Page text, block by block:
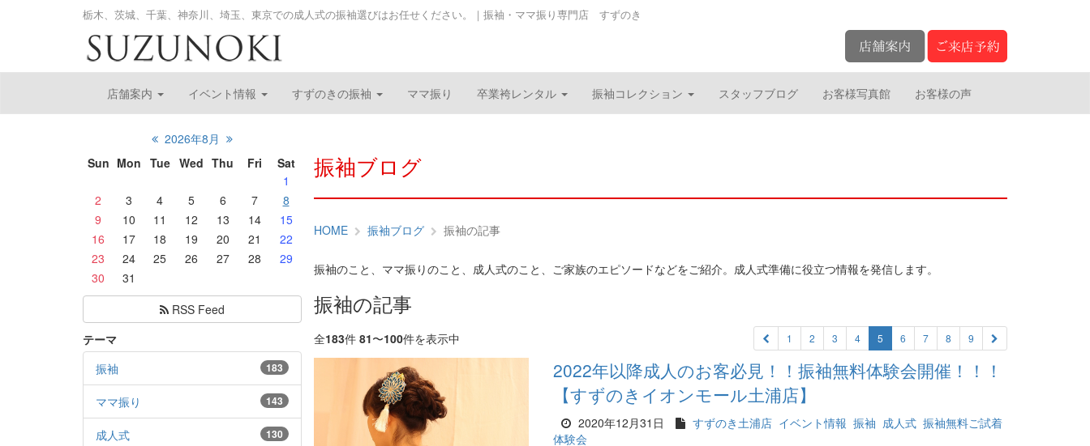
栃木、茨城、千葉、神奈川、埼玉、東京での成人式の振袖選びはお任せください。｜振袖・ママ振り専門店 すずのき
店舗案内 イベント情報 すずのきの振袖 ママ振り 卒業袴レンタル 振袖コレクション スタッフブログ お客様写真館 お客様の声
2026年8月
Sun Mon Tue Wed Thu Fri
Sat
1
2
3 4 5 6 7
8
9
10 11 12 13 14
15
16
17 18 19 20 21
22
23
24 25 26 27 28
29
30
31
RSS Feed
テーマ
183
振袖
143
ママ振り
130
成人式
振袖ブログ
HOME 振袖ブログ 振袖の記事
振袖のこと、ママ振りのこと、成人式のこと、ご家族のエピソードなどをご紹介。成人式準備に役立つ情報を発信します。
振袖の記事
全183件 81〜100件を表示中 1 2 3 4 5 6 7 8 9
2022年以降成人のお客必見！！振袖無料体験会開催！！！
【すずのきイオンモール土浦店】
2020年12月31日 すずのき土浦店 イベント情報 振袖 成人式 振袖無料ご試着
体験会